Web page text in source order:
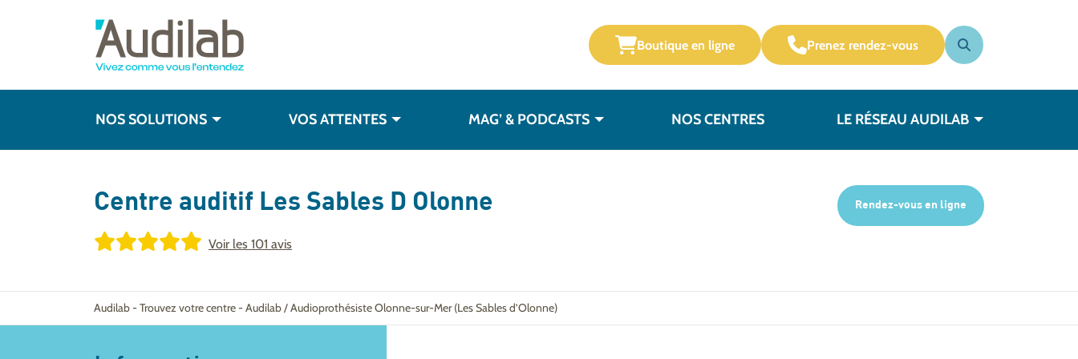
Boutique en ligne Prenez rendez-vous
NOS SOLUTIONS VOS ATTENTES MAG’ & PODCASTS NOS CENTRES LE RÉSEAU AUDILAB
Centre auditif Les Sables D Olonne
Voir les 101 avis
Rendez-vous en ligne
Audilab-Trouvez votre centre-Audilab / Audioprothésiste Olonne-sur-Mer (Les Sables d’Olonne)